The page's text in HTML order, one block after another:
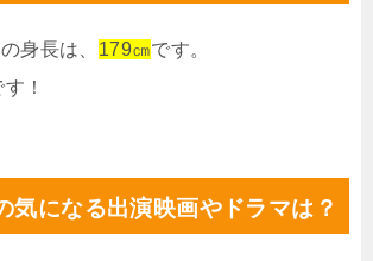
身長は、 179㎝です。
！
気になる出演映画やドラマは？